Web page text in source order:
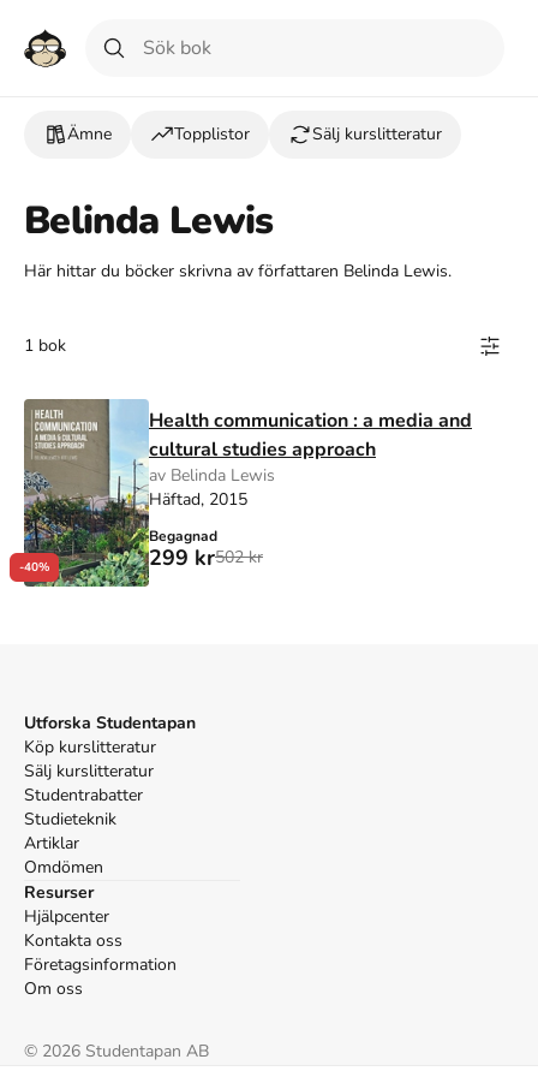
Ämne Topplistor Sälj kurslitteratur
Belinda Lewis
Här hittar du böcker skrivna av författaren Belinda Lewis.
1 bok
-40%
Health communication : a media and
cultural studies approach
av Belinda Lewis
Häftad, 2015
Begagnad
299 kr502 kr
Utforska Studentapan
Köp kurslitteratur
Sälj kurslitteratur
Studentrabatter
Studieteknik
Artiklar
Omdömen
Resurser
Hjälpcenter
Kontakta oss
Företagsinformation
Om oss
© 2026 Studentapan AB